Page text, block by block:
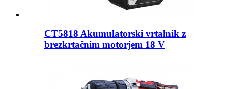
CT5818 Akumulatorski vrtalnik z
brezkrtačnim motorjem 18 V